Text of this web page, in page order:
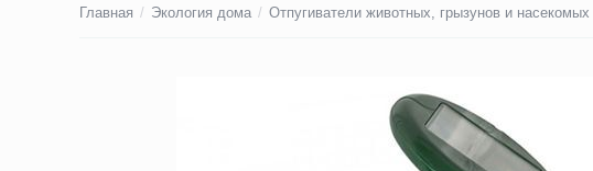
Главная / Экология дома / Отпугиватели животных, грызунов и насекомых